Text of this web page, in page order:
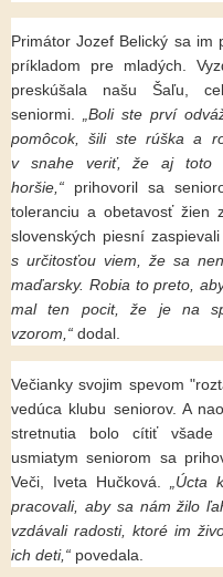
Primátor Jozef Belický sa
príkladom pre mladých.
preskúšala našu Šaľu,
seniormi.
„Boli ste prví
pomôcok, šili ste rúška a
v snahe veriť, že aj toto
horšie,“ prihovoril sa
toleranciu a obetavosť žien
slovenských piesní
s určitosťou viem, že sa
maďarsky. Robia to preto,
mal ten pocit, že je na
vzorom,“ dodal.
Večianky svojim spevom
vedúca klubu seniorov. A
stretnutia bolo cítiť všade
usmiatym seniorom sa
Veči, Iveta Hučková.
pracovali, aby sa nám žilo
vzdávali radosti, ktoré im
ich deti,“ povedala.